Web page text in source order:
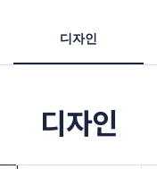
디자인
디자인